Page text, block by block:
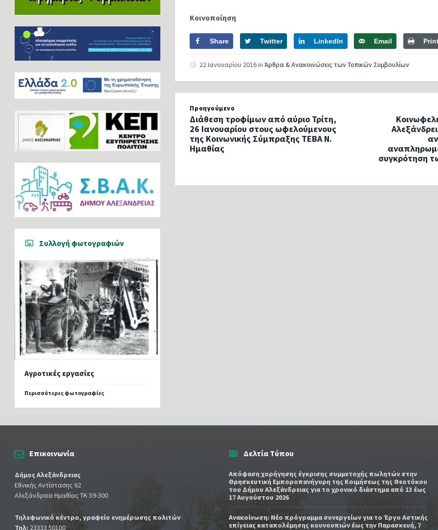
Κοινοποίηση
Share Twitter LinkedIn Email
22 Ιανουαρίου 2016inΆρθρα & Ανακοινώσεις των Τοπικών Συμβουλίων
Προηγούμενο
Διάθεση τροφίμων από αύριο Τρίτη,
26 Ιανουαρίου στους ωφελούμενους
της Κοινωνικής Σύμπραξης ΤΕΒΑ Ν.
Ημαθίας
συγκρότηση
Συλλογή φωτογραφιών
Αγροτικές εργασίες
Περισσότερες φωτογραφίες
Επικοινωνία
Δήμος Αλεξάνδρειας
Εθνικής Αντίστασης 62
Αλεξάνδρεια Ημαθίας ΤΚ 59-300
Τηλεφωνικό κέντρο, γραφείο ενημέρωσης πολιτών
Τηλ: 23333 50100
Δελτία Τύπου
Απόφαση χορήγησης έγκρισης συμμετοχής πωλητών στην
Θρησκευτική Εμποροπανήγυρη της Κοιμήσεως της Θεοτόκου
του Δήμου Αλεξάνδρειας για το χρονικό διάστημα από 13 έως
17 Αυγούστου 2026
Ανακοίνωση: Νέο πρόγραμμα συνεργείων για το Έργο Αστικής
επίγειας καταπολέμησης κουνουπιών έως την Παρασκευή, 7